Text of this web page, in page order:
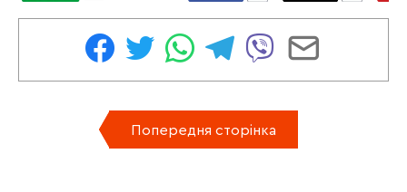
Попередня сторінка